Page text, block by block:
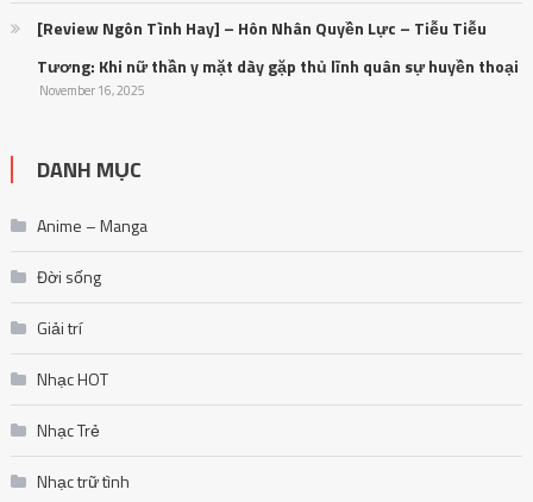
[Review Ngôn Tình Hay] – Hôn Nhân Quyền Lực – Tiễu Tiễu
Tương: Khi nữ thần y mặt dày gặp thủ lĩnh quân sự huyền thoại
November 16, 2025
DANH MỤC
Anime – Manga
Đời sống
Giải trí
Nhạc HOT
Nhạc Trẻ
Nhạc trữ tình